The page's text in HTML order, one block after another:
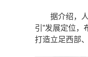
据介绍，人
引”发展定位，
打造立足西部